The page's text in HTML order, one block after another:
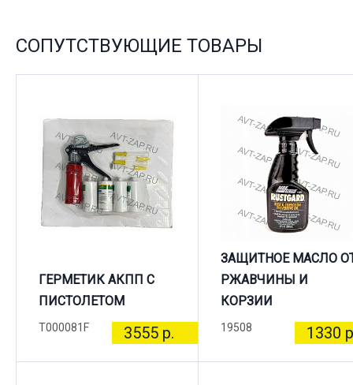
СОПУТСТВУЮЩИЕ ТОВАРЫ
ГЕРМЕТИК АКПП С
ПИСТОЛЕТОМ
T000081F 3555 р.
ЗАЩИТНОЕ МАСЛО
РЖАВЧИНЫ И
КОРЗИИ
19508 1330